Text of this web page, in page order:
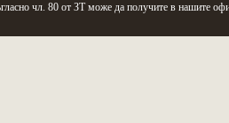
чл. 80 от ЗТ може да получите в нашите